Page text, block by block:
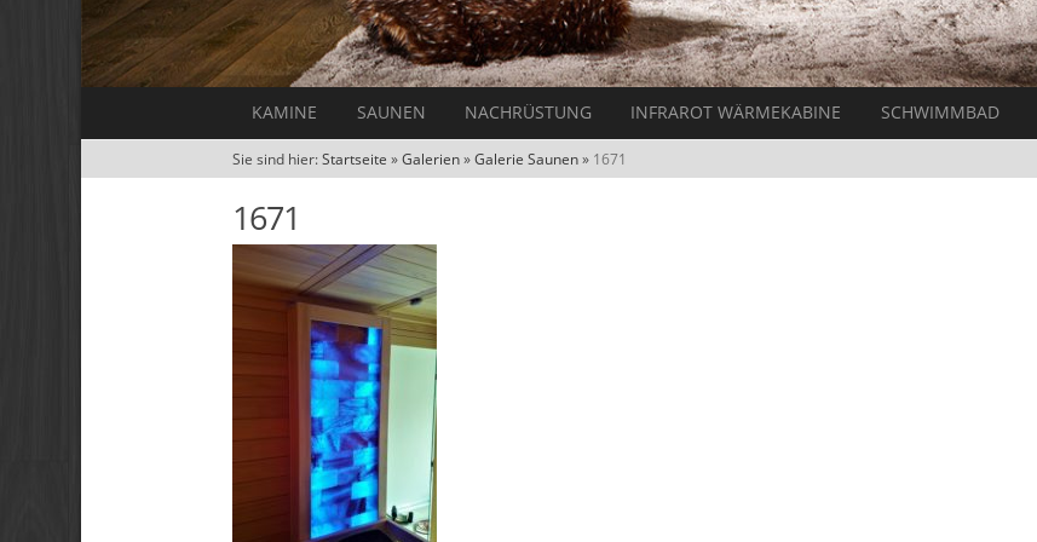
KAMINE SAUNEN NACHRÜSTUNG INFRAROT WÄRMEKABINE SCHWIMMBAD
Sie sind hier:Startseite »Galerien»Galerie Saunen» 1671
1671